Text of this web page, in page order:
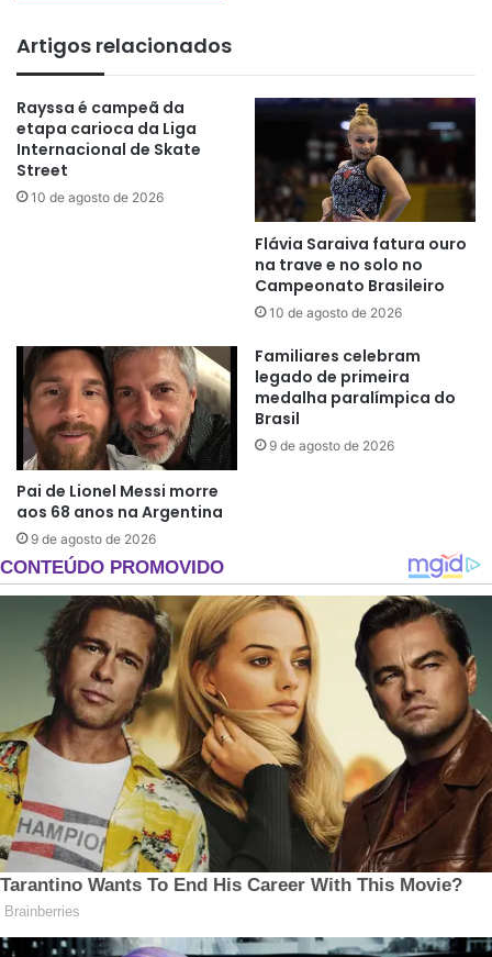
Artigos relacionados
Rayssa é campeã da
etapa carioca da Liga
Internacional de Skate
Street
10 de agosto de 2026
Flávia Saraiva fatura ouro
na trave e no solo no
Campeonato Brasileiro
10 de agosto de 2026
Pai de Lionel Messi morre
aos 68 anos na Argentina
9 de agosto de 2026
Familiares celebram
legado de primeira
medalha paralímpica do
Brasil
9 de agosto de 2026